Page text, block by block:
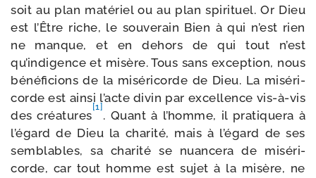
soit au plan maté­riel ou au plan spi­ri­tuel. Or Dieu
est l’Être riche, le sou­ve­rain Bien à qui n’est rien
ne manque, et en dehors de qui tout n’est
qu’indigence et misère. Tous sans excep­tion, nous
béné­fi­cions de la misé­ri­corde de Dieu. La misé­ri­
corde est ain­si l’acte divin par excel­lence vis-​à-​vis
des créa­tures
[1]
. Quant à l’homme, il pra­ti­que­ra à
l’égard de Dieu la cha­ri­té, mais à l’égard de ses
sem­blables, sa cha­ri­té se nuan­ce­ra de misé­ri­
corde, car tout homme est sujet à la misère, ne